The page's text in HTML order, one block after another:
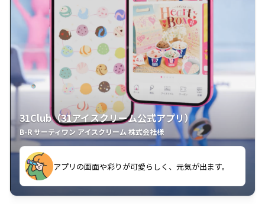
31Club（31アイスクリーム公式アプリ）
B-R サーティワン アイスクリーム 株式会社様
アプリの画面や彩りが可愛らしく、元気が出ます。
クラスごとに特典があるようなので使うのが楽しいで
す。